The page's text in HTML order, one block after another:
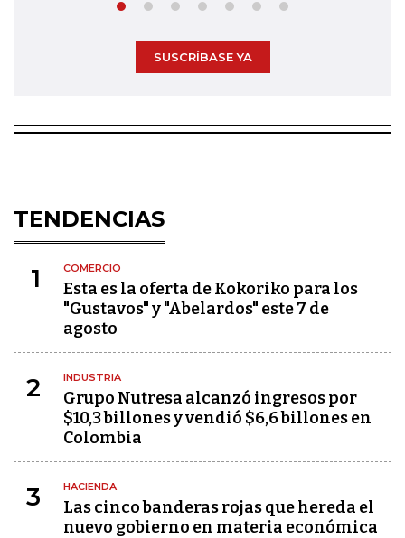
SUSCRÍBASE YA
TENDENCIAS
1 COMERCIO
Esta es la oferta de Kokoriko para los
"Gustavos" y "Abelardos" este 7 de
agosto
2 INDUSTRIA
Grupo Nutresa alcanzó ingresos por
$10,3 billones y vendió $6,6 billones en
Colombia
3 HACIENDA
Las cinco banderas rojas que hereda el
nuevo gobierno en materia económica